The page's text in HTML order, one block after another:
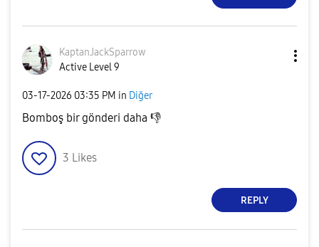
KaptanJackSparrow
Active Level 9
‎03-17-2026 03:35 PM in Diğer
Bomboş bir gönderi daha 👎
3 Likes
REPLY